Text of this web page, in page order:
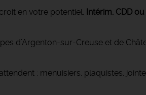
en votre potentiel. Intérim, CDD ou
d’Argenton-sur-Creuse et de
: menuisiers, plaquistes,